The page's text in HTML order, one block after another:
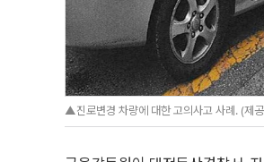
▲진로변경 차량에 대한 고의사고 사례. (제